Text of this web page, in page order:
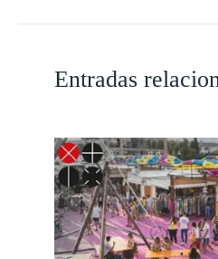
Entradas